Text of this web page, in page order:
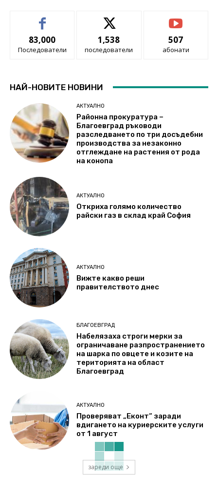
83,000
Последователи
1,538
последователи
507
абонати
НАЙ-НОВИТЕ НОВИНИ
АКТУАЛНО
Районна прокуратура –
Благоевград ръководи
разследването по три досъдебни
производства за незаконно
отглеждане на растения от рода
на конопа
АКТУАЛНО
Откриха голямо количество
райски газ в склад край София
АКТУАЛНО
Вижте какво реши
правителството днес
БЛАГОЕВГРАД
Набелязаха строги мерки за
ограничаване разпространението
на шарка по овцете и козите на
територията на област
Благоевград
АКТУАЛНО
Проверяват „Еконт“ заради
вдигането на куриерските услуги
от 1 август
зареди още